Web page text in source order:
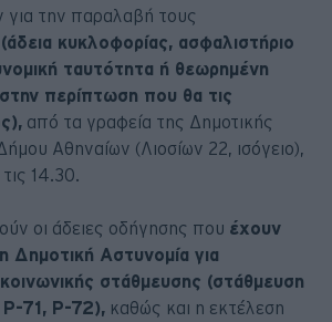
για την παραλαβή τους
(άδεια κυκλοφορίας, ασφαλιστήριο
ταυτότητα ή θεωρημένη
περίπτωση που θα τις
από τα γραφεία της Δημοτικής
Αθηναίων (Λιοσίων 22, ισόγειο),
14.30.
οι άδειες οδήγησης που έχουν
Δημοτική Αστυνομία για
στάθμευσης (στάθμευση
71, Ρ-72), καθώς και η εκτέλεση